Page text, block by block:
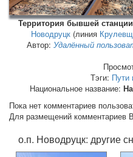
Территория бывшей
Новодруцк (линия
Автор: Удалённый
Тэги: Пути
Национальное название:
Пока нет комментариев
Для размещений комментариев
о.п. Новодруцк: другие